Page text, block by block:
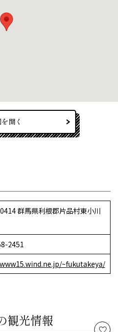
開く
群馬県利根郡片品村東小川
2451
~fukutakeya/
観光情報